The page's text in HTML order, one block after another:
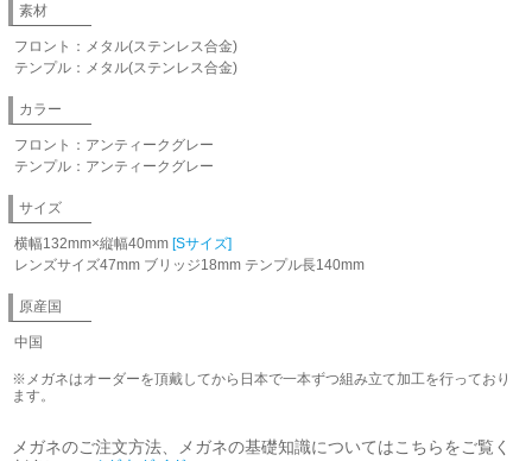
素材
フロント：メタル(ステンレス合金)
テンプル：メタル(ステンレス合金)
カラー
フロント：アンティークグレー
テンプル：アンティークグレー
サイズ
横幅132mm×縦幅40mm [Sサイズ]
レンズサイズ47mm ブリッジ18mm テンプル長140mm
原産国
中国
※メガネはオーダーを頂戴してから日本で一本ずつ組み立て加工を行っており
ます。
メガネのご注文方法、メガネの基礎知識についてはこちらをご覧く